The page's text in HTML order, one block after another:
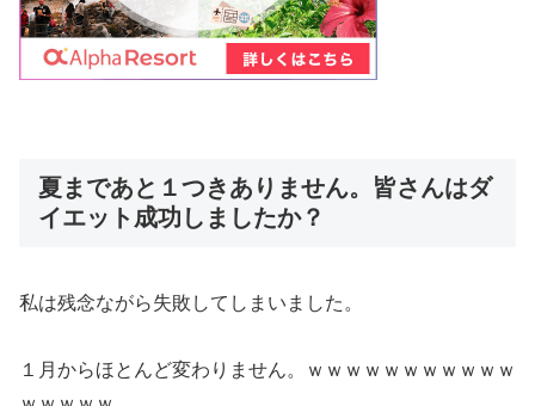
夏まであと１つきありません。皆さんはダ
イエット成功しましたか？
私は残念ながら失敗してしまいました。
１月からほとんど変わりません。ｗｗｗｗｗｗｗｗｗｗｗ